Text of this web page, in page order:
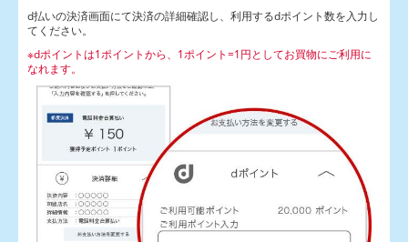
d払いの決済画面にて決済の詳細確認し、利用するdポイント数を入力し
てください。
※dポイントは1ポイントから、1ポイント=1円としてお買物にご利用に
なれます。